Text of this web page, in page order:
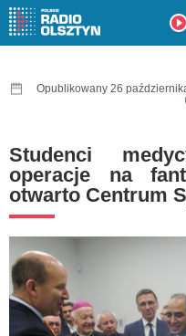
Opublikowany 26
Studenci
operacje na
otwarto Centrum